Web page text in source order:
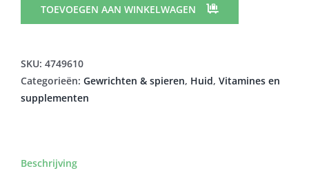
CAPS
30
TOEVOEGEN AAN WINKELWAGEN
SKU: 4749610
Categorieën: Gewrichten & spieren, Huid, Vitamines en
supplementen
Beschrijving